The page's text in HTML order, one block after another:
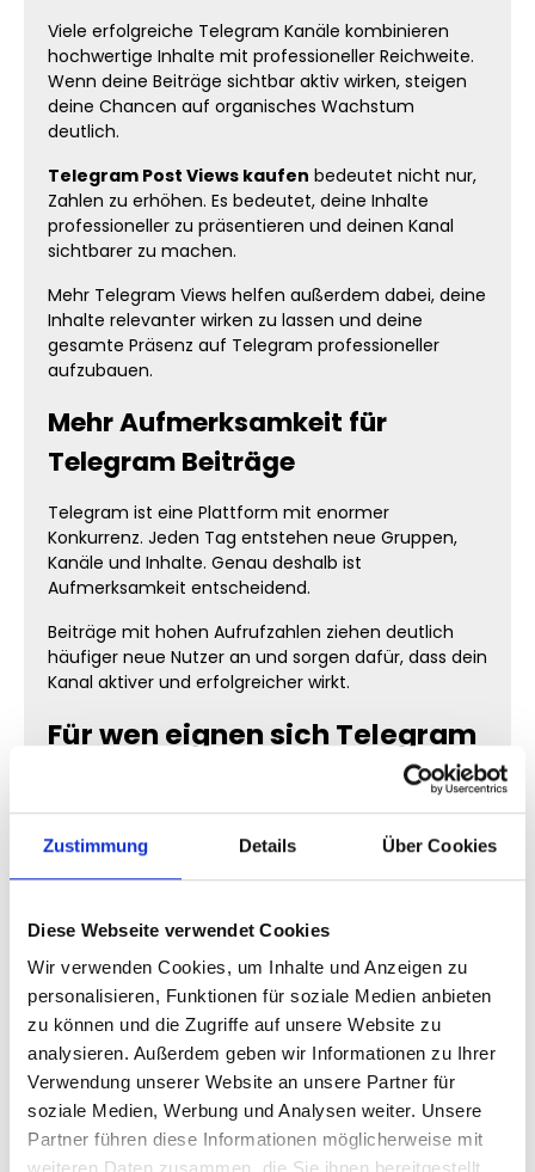
Zustimmung Details Über Cookies
Diese Webseite verwendet Cookies
Wir verwenden Cookies, um Inhalte und Anzeigen zu
personalisieren, Funktionen für soziale Medien anbieten
zu können und die Zugriffe auf unsere Website zu
analysieren. Außerdem geben wir Informationen zu Ihrer
Verwendung unserer Website an unsere Partner für
soziale Medien, Werbung und Analysen weiter. Unsere
Partner führen diese Informationen möglicherweise mit
Viele erfolgreiche Telegram Kanäle kombinieren
hochwertige Inhalte mit professioneller Reichweite.
Wenn deine Beiträge sichtbar aktiv wirken, steigen
deine Chancen auf organisches Wachstum
deutlich.
Telegram Post Views kaufen bedeutet nicht nur,
Zahlen zu erhöhen. Es bedeutet, deine Inhalte
professioneller zu präsentieren und deinen Kanal
sichtbarer zu machen.
Mehr Telegram Views helfen außerdem dabei, deine
Inhalte relevanter wirken zu lassen und deine
gesamte Präsenz auf Telegram professioneller
aufzubauen.
Mehr Aufmerksamkeit für
Telegram Beiträge
Telegram ist eine Plattform mit enormer
Konkurrenz. Jeden Tag entstehen neue Gruppen,
Kanäle und Inhalte. Genau deshalb ist
Aufmerksamkeit entscheidend.
Beiträge mit hohen Aufrufzahlen ziehen deutlich
häufiger neue Nutzer an und sorgen dafür, dass dein
Kanal aktiver und erfolgreicher wirkt.
Für wen eignen sich Telegram
Aufrufeeignen sich für viele verschiedene
Zielgruppen. Unternehmen nutzen sie, um ihre
stärken ihre Reichweite und Community-Projekte
Unternehmen und Marken
Telegram bietet Unternehmen enorme
Möglichkeiten für Reichweite und Community-
Aufbau. Beiträge mit hohen Aufrufzahlen helfen
dabei, Vertrauen aufzubauen und neue Zielgruppen
professioneller anzusprechen.